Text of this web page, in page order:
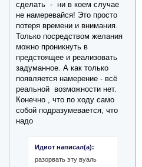
сделать - ни в коем случае
не намеревайся! Это просто
потеря времени и внимания.
Только посредством желания
можно проникнуть в
предстоящее и реализовать
задуманное. А как только
появляется намерение - всё
реальной возможности нет.
Конечно , что по ходу само
собой подразумевается, что
надо
Идиот написал(а):
разорвать эту вуаль